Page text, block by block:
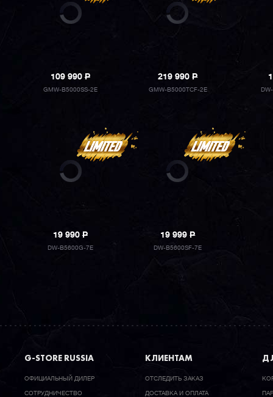
109 990P
GMW-B5000SS-2E
219 990P
GMW-B5000TCF-2E
19 990P
DW-B5600G-7E
19 999P
DW-B5600SF-7E
G-STORE RUSSIA
ОФИЦИАЛЬНЫЙ ДИЛЕР
CОТРУДНИЧЕСТВО
КЛИЕНТАМ
ОТСЛЕДИТЬ ЗАКАЗ
ДОСТАВКА И ОПЛАТА